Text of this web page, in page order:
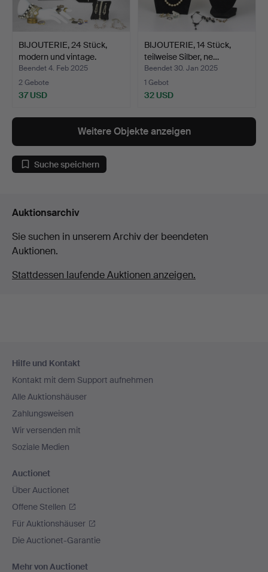
BIJOUTERIE, 24 Stück,
modern und vintage.
Beendet 4. Feb 2025
2 Gebote
37 USD
BIJOUTERIE, 14 Stück,
teilweise Silber, ne…
Beendet 30. Jan 2025
1 Gebot
32 USD
Weitere Objekte anzeigen
Suche speichern
Auktionsarchiv
Sie suchen in unserem Archiv der beendeten
Auktionen.
Stattdessen laufende Auktionen anzeigen.
Navigation
Hilfe und Kontakt
Kontakt mit dem Support aufnehmen
Alle Auktionshäuser
Zahlungsweisen
Wir versenden mit
Soziale Medien
Auctionet
Über Auctionet
Offene Stellen
Für Auktionshäuser
Die Auctionet-Garantie
Mehr von Auctionet